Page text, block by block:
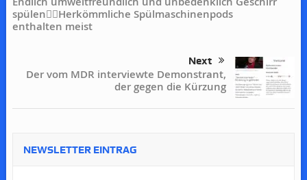
spülen👍🏻Herkömmliche Spülmaschinenpods
enthalten meist
Next
Der vom MDR interviewte Demonstrant,
der gegen die Kürzung
NEWSLETTER EINTRAG